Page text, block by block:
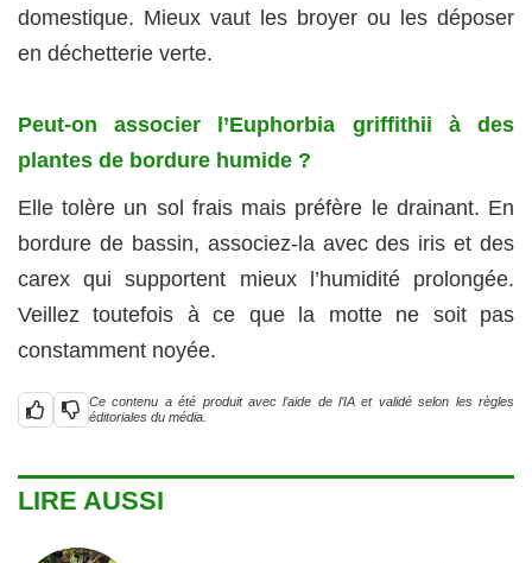
domestique. Mieux vaut les broyer ou les déposer
en déchetterie verte.
Peut-on associer l’Euphorbia griffithii à des
plantes de bordure humide ?
Elle tolère un sol frais mais préfère le drainant. En
bordure de bassin, associez-la avec des iris et des
carex qui supportent mieux l’humidité prolongée.
Veillez toutefois à ce que la motte ne soit pas
constamment noyée.
Ce contenu a été produit avec l’aide de l’IA et validé selon les règles
éditoriales du média.
LIRE AUSSI